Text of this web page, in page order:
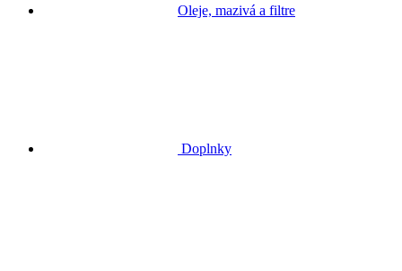
Oleje, mazivá a filtre
Doplnky